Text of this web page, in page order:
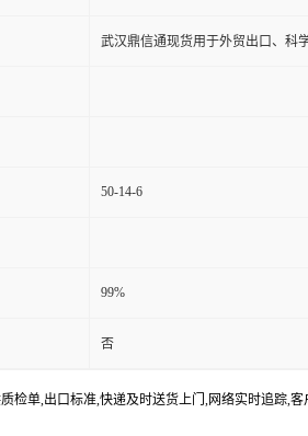
武汉鼎信通现货用于外贸出口、科
50-14-6
99%
否
检单,出口标准,快递及时送货上门,网络实时追踪,